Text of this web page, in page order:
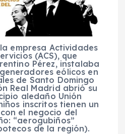
empresa Actividades
(ACS), que
Pérez, instalaba
eólicos en
de Santo Domingo
Real Madrid abrió su
aledaño Unión
inscritos tienen un
el negocio del
“aerogubiños”
de la región).